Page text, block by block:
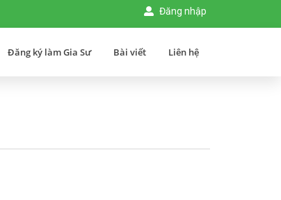
Đăng nhập
Đăng ký làm Gia Sư Bài viết Liên hệ